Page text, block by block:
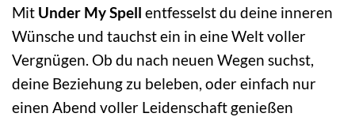
Mit Under My Spell entfesselst du deine inneren
Wünsche und tauchst ein in eine Welt voller
Vergnügen. Ob du nach neuen Wegen suchst,
deine Beziehung zu beleben, oder einfach nur
einen Abend voller Leidenschaft genießen